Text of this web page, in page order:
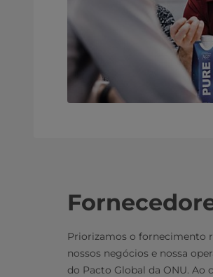
Priorizamos o fornecimento
nossos negócios e nossa
do Pacto Global da ONU. Ao